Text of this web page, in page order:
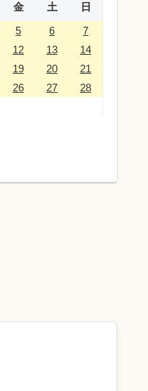
金 土
日
5 6
7
12 13
14
19 20
21
26 27
28